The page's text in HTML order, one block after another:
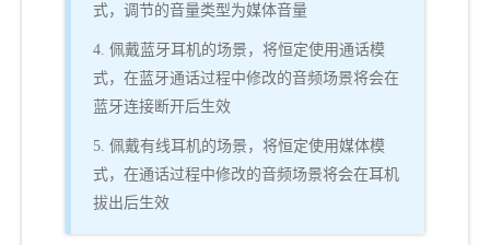
式，调节的音量类型为媒体音量
4. 佩戴蓝牙耳机的场景，将恒定使用通话模
式，在蓝牙通话过程中修改的音频场景将会在
蓝牙连接断开后生效
5. 佩戴有线耳机的场景，将恒定使用媒体模
式，在通话过程中修改的音频场景将会在耳机
拔出后生效